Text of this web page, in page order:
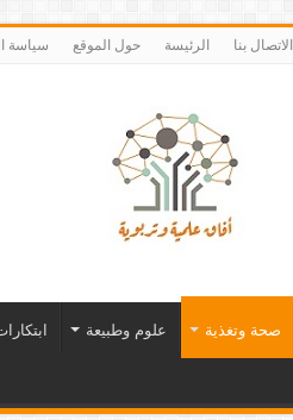
الاتصال بنا الرئيسة حول الموقع سياسة
صحة وتغذية علوم وطبيعة